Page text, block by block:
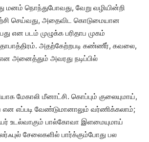
மனம் நொந்துபோவது, வேறு வழியின்றி
செய்வது, அதைவிட கொடுமையான
என படம் முழுக்க பரிதாப முகம்
அதற்கேற்றபடி கண்ணீர், கவலை,
அனைத்தும் அவரது நடிப்பில்
மேகாலி மீனாட்சி. கொப்பும் குலையுமாய்,
என எப்படி வேண்டுமானாலும் வர்ணிக்கலாம்;
உடல்வாகும் பால்கோவா இளமையுமாய்
சேலைகளில் பார்க்கும்போது பல